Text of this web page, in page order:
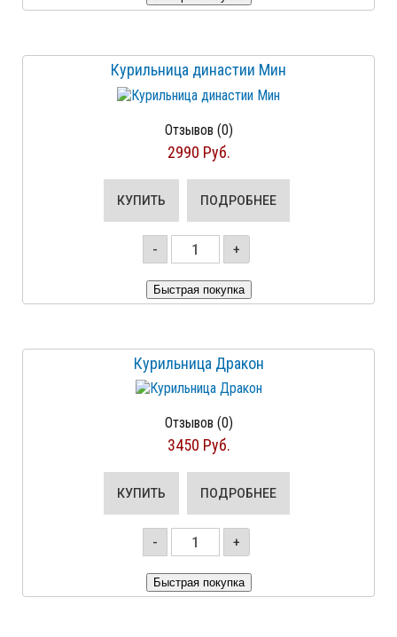
Курильница династии Мин
Отзывов (0)
2990 Руб.
КУПИТЬ ПОДРОБНЕЕ
- +
Курильница Дракон
Отзывов (0)
3450 Руб.
КУПИТЬ ПОДРОБНЕЕ
- +